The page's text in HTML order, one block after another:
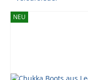
NEU